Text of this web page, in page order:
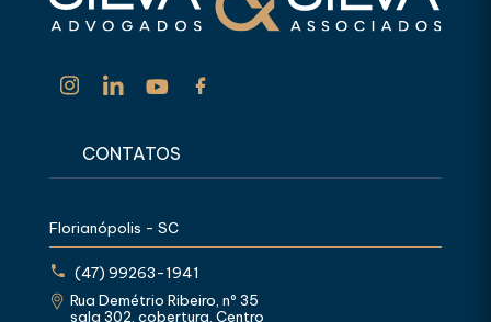
CONTATOS
Florianópolis - SC
(47) 99263-1941
Rua Demétrio Ribeiro, nº 35
sala 302, cobertura, Centro